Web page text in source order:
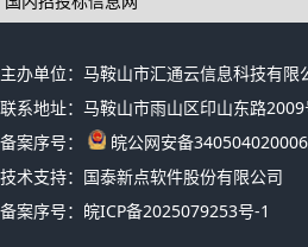
主办单位：马鞍山市汇通云信息科技有限
联系地址：马鞍山市雨山区印山东路
备案序号：
皖公网安备
技术支持：国泰新点软件股份有限公司
备案序号： 皖ICP备2025079253号-1